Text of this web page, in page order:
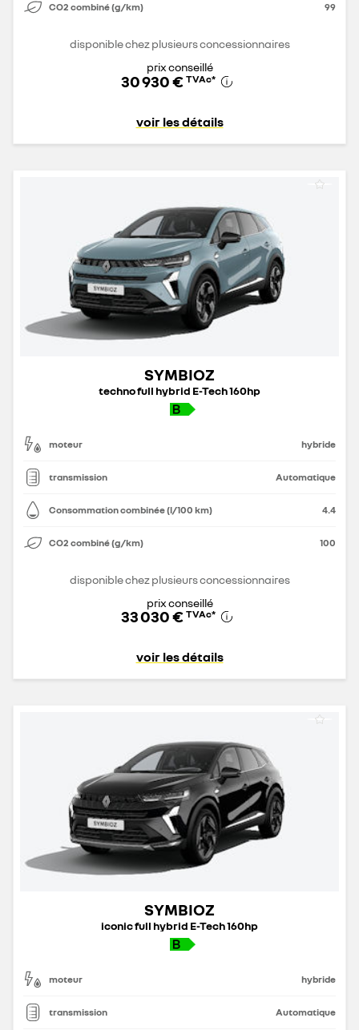
CO2 combiné (g/km) 99
disponible chez plusieurs concessionnaires
prix conseillé
30 930 € TVAc*
voir les détails
SYMBIOZ
techno full hybrid E-Tech 160hp
moteur hybride
transmission Automatique
Consommation combinée (l/100 km) 4.4
CO2 combiné (g/km) 100
disponible chez plusieurs concessionnaires
prix conseillé
33 030 € TVAc*
voir les détails
SYMBIOZ
iconic full hybrid E-Tech 160hp
moteur hybride
transmission Automatique